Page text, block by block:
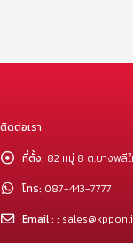
ติดต่อเรา
ที่ตั้ง: 82 หมู่ 8 ต.บางพลี
โทร: 087-443-7777
Email : :